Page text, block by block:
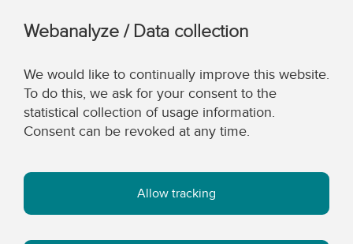
Webanalyze / Data collection
We would like to continually improve this website.
To do this, we ask for your consent to the
statistical collection of usage information.
Consent can be revoked at any time.
Allow tracking